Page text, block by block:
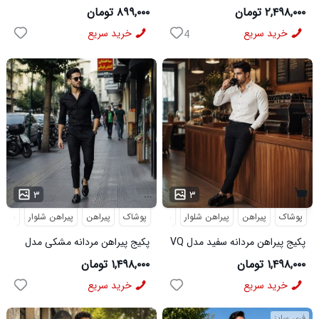
3991
۸۹۹,۰۰۰ تومان
خرید سریع
MAN مشکی
۲,۴۹۸,۰۰۰ تومان
خرید سریع 4
۳ ...
پوشاک پیراهن پیراهن شلوار
پکیج پیراهن مردانه مشکی مدل
VQ شلوار مردانه مشکی مدل
MOBIN
۱,۴۹۸,۰۰۰ تومان
خرید سریع
۳
پوشاک پیراهن پیراهن شلوار شلوار مردانه
پکیج پیراهن مردانه سفید مدل VQ
شلوار مردانه مشکی مدل MOBIN
۱,۴۹۸,۰۰۰ تومان
خرید سریع